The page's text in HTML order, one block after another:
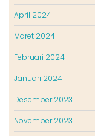
April 2024
Maret 2024
Februari 2024
Januari 2024
Desember 2023
November 2023